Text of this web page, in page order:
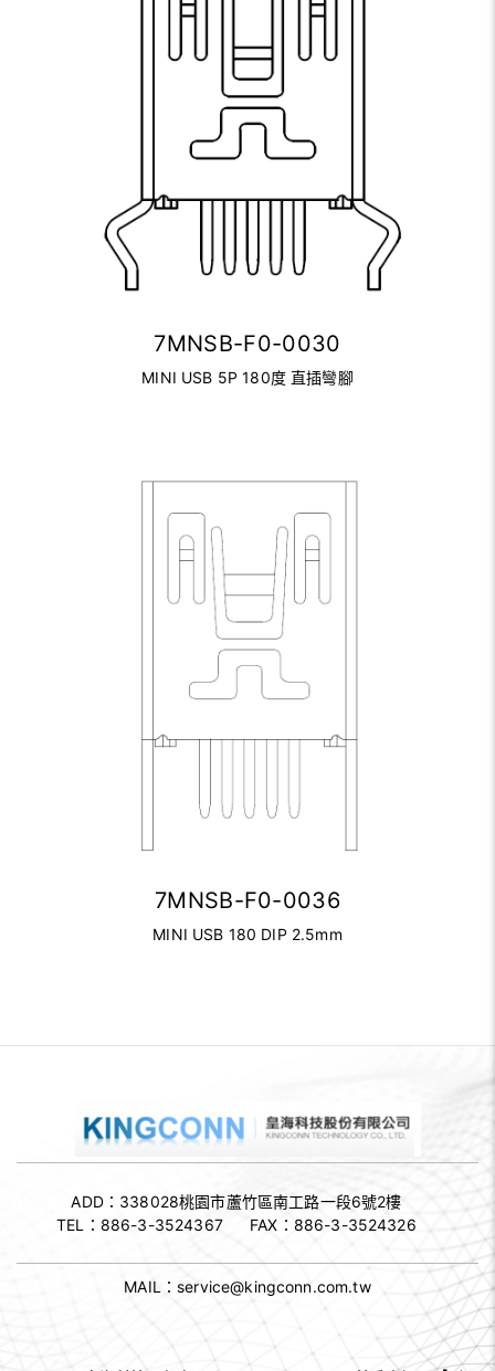
7MNSB-F0-0030
MINI USB 5P 180度 直插彎腳
7MNSB-F0-0036
MINI USB 180 DIP 2.5mm
ADD：338028桃園市蘆竹區南工路一段6號2樓
TEL： 886-3-3524367 FAX： 886-3-3524326
MAIL：service@kingconn.com.tw